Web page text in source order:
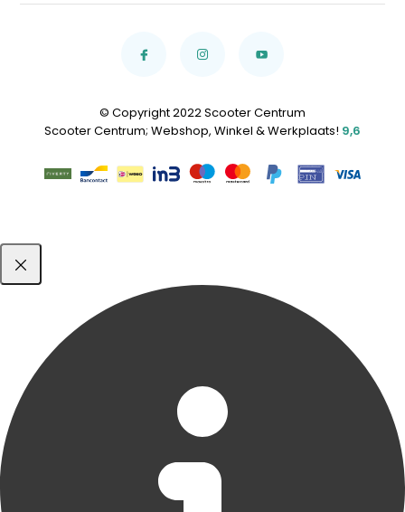
© Copyright 2022 Scooter Centrum
Scooter Centrum; Webshop, Winkel & Werkplaats! 9,6